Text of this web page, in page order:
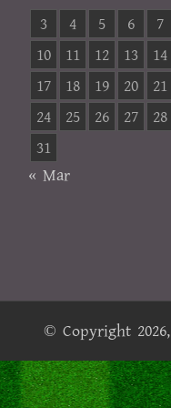
3
4 5 6 7
10
11 12 13 14
17
18 19 20 21
24
25 26 27 28
31
« Mar
© Copyright 2026,